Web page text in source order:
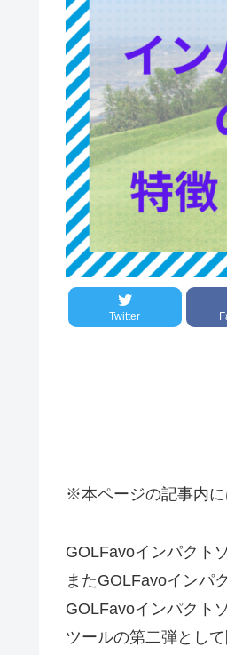
Twitter
※本ページの記事内に
GOLFavoインパクト
またGOLFavoインパ
GOLFavoインパクト
ツールの第二弾として